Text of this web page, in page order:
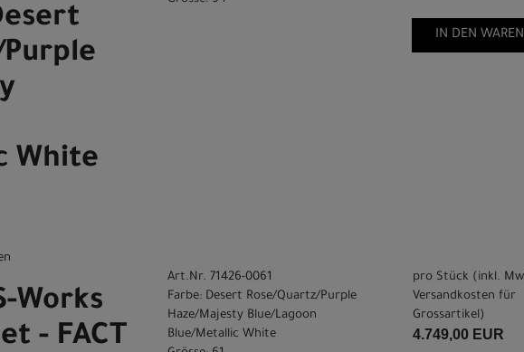
White
IN DEN
Works
- FACT
Art.Nr. 71426-0061
Farbe: Desert Rose/Quartz/Purple
Haze/Majesty Blue/Lagoon
Blue/Metallic White
pro Stück (inkl.
Versandkosten für
Grossartikel )
4.749,00 EUR